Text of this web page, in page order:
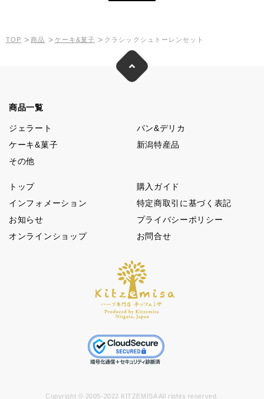
TOP > 商品 > ケーキ&菓子 > クラシックシュトーレンセット
商品一覧
ジェラート
パン&デリカ
ケーキ&菓子
新潟特産品
その他
トップ
インフォメーション
お知らせ
オンラインショップ
購入ガイド
特定商取引に基づく表記
プライバシーポリシー
お問合せ
Copyright © 2005-2022 KITZEMISA All rights reserved.